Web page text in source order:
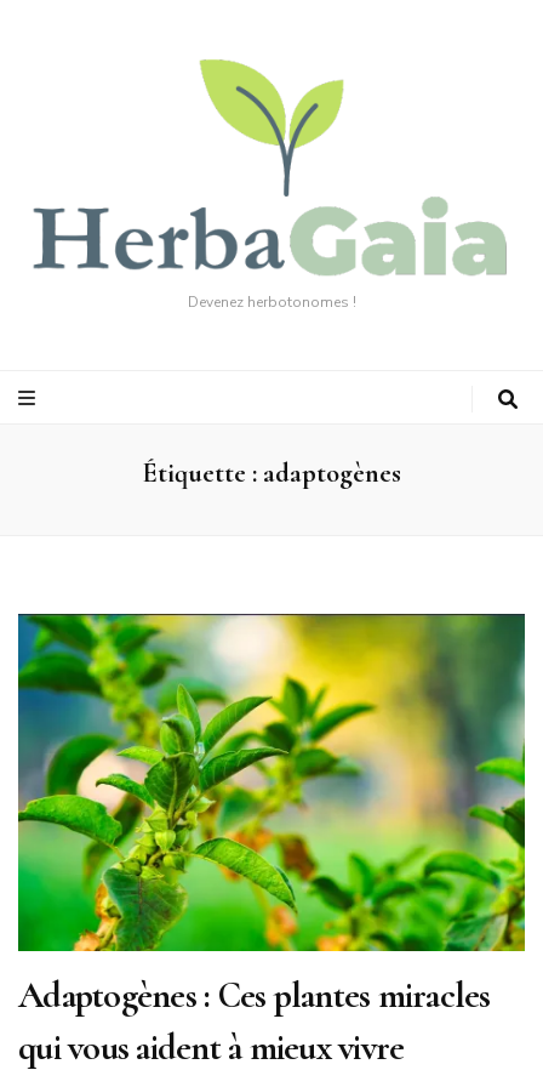
Devenez herbotonomes !
Étiquette : adaptogènes
Adaptogènes : Ces plantes miracles
qui vous aident à mieux vivre